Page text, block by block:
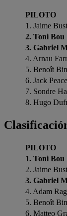
PILOTO
1. Jaime
2. Toni Bou
3. Gabriel
4. Arnau
5. Benoît
6. Jack Peace
7. Sondre
8. Hugo
PILOTO
1. Toni Bou
2. Jaime
3. Gabriel
4. Adam
5. Benoît
6. Matteo